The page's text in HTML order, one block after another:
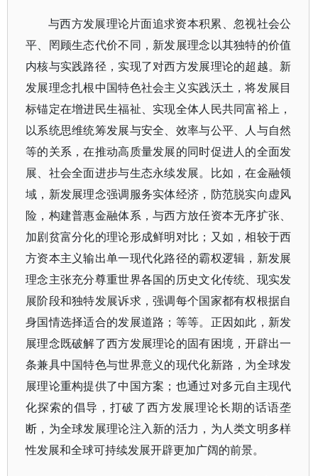
与西方发展理论片面追求资本积累、忽视社会公
平、罔顾生态代价不同，新发展理念以其独特的价值
内核与实践路径，实现了对西方发展理论的超越。新
发展理念扎根中国特色社会主义实践沃土，将发展目
标锚定在增进民生福祉、实现全体人民共同富裕上，
以系统思维统筹发展与安全、效率与公平、人与自然
等的关系，在推动高质量发展的同时促进人的全面发
展、社会全面进步与生态永续发展。比如，在金融领
域，新发展理念强调服务实体经济，防范脱实向虚风
险，构建普惠金融体系，与西方放任资本无序扩张、
加剧贫富分化的理论形成鲜明对比；又如，相较于西
方资本主义输出单一现代化路径的霸权逻辑，新发展
理念主张充分尊重世界各国的历史文化传统、现实发
展阶段和独特发展诉求，强调每个国家都有权根据自
身国情选择适合的发展道路；等等。正因如此，新发
展理念既破解了西方发展理论的固有困境，开辟出一
条兼具中国特色与世界意义的现代化新路，为全球发
展理论重构提供了中国方案；也通过对多元自主现代
化探索的倡导，打破了西方发展理论长期的话语垄
断，为全球发展理论注入新的活力，为人类文明多样
性发展和全球可持续发展开辟更加广阔的前景。